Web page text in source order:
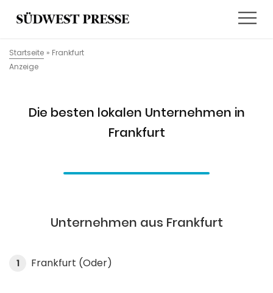
Startseite » Frankfurt
Anzeige
Die besten lokalen Unternehmen in
Frankfurt
Unternehmen aus Frankfurt
1 Frankfurt (Oder)